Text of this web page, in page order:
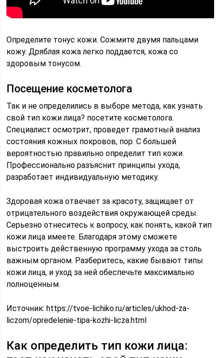
Определите тонус кожи. Сожмите двумя пальцами
кожу. Дряблая кожа легко поддается, кожа со
здоровым тонусом.
Посещение косметолога
Так и не определились в выборе метода, как узнать
свой тип кожи лица? посетите косметолога.
Специалист осмотрит, проведет грамотный анализ
состояния кожных покровов, пор. С большей
вероятностью правильно определит тип кожи.
Профессионально разъяснит принципы ухода,
разработает индивидуальную методику.
Здоровая кожа отвечает за красоту, защищает от
отрицательного воздействия окружающей среды.
Серьезно отнеситесь к вопросу, как понять, какой тип
кожи лица имеете. Благодаря этому сможете
выстроить действенную программу ухода за столь
важным органом. Разберитесь, какие бывают типы
кожи лица, и уход за ней обеспечьте максимально
полноценным.
Источник:https://tvoe-lichiko.ru/articles/ukhod-za-
liczom/opredelenie-tipa-kozhi-licza.html
Как определить тип кожи лица: